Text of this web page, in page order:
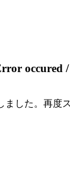
occured
ました。再度